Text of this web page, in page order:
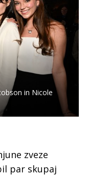
in Nicole
zveze
par skupaj